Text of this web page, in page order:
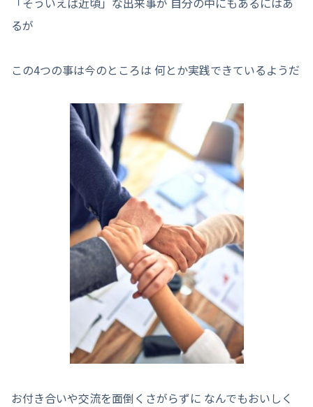
るが
この4つの事は今のところは 何とか実践できているようだ
お付き合いや交流を面倒くさがらずに なんでもおいしく